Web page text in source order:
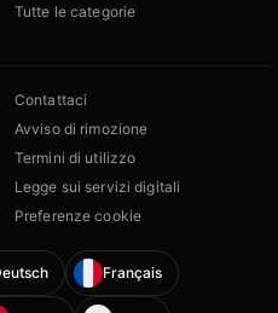
Tutte le categorie
Contattaci
Avviso di rimozione
Termini di utilizzo
Legge sui servizi digitali
Preferenze cookie
Français